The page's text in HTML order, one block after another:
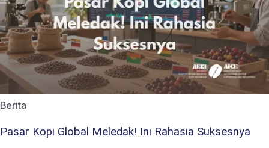
Berita
Pasar Kopi Global Meledak! Ini Rahasia Suksesnya